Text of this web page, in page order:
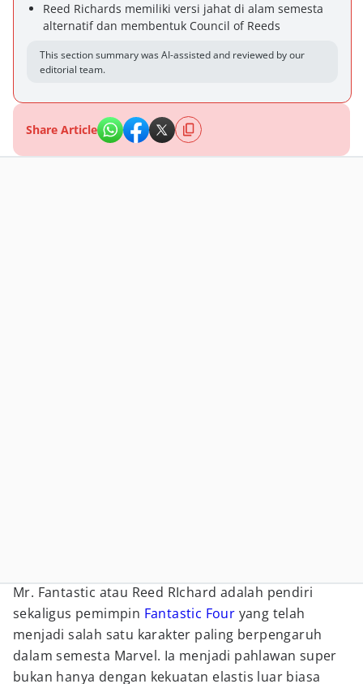
Reed Richards memiliki versi jahat di alam semesta
alternatif dan membentuk Council of Reeds
This section summary was AI-assisted and reviewed by our
editorial team.
Share Article
Mr. Fantastic atau Reed RIchard adalah pendiri
sekaligus pemimpin Fantastic Four yang telah
menjadi salah satu karakter paling berpengaruh
dalam semesta Marvel. Ia menjadi pahlawan super
bukan hanya dengan kekuatan elastis luar biasa